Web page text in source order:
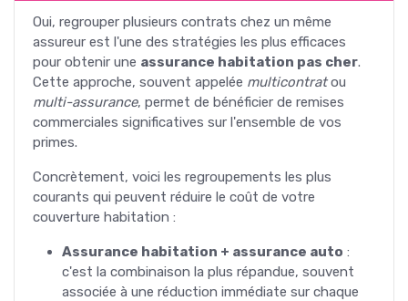
Oui, regrouper plusieurs contrats chez un même
assureur est l'une des stratégies les plus efficaces
pour obtenir une assurance habitation pas cher.
Cette approche, souvent appelée multicontratou
multi-assurance, permet de bénéficier de remises
commerciales significatives sur l'ensemble de vos
primes.
Concrètement, voici les regroupements les plus
courants qui peuvent réduire le coût de votre
couverture habitation :
Assurance habitation + assurance auto :
c'est la combinaison la plus répandue, souvent
associée à une réduction immédiate sur chaque